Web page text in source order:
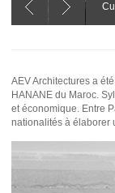
AEV Architectures a
HANANE du Maroc.
et économique. Entre
nationalités à élaborer